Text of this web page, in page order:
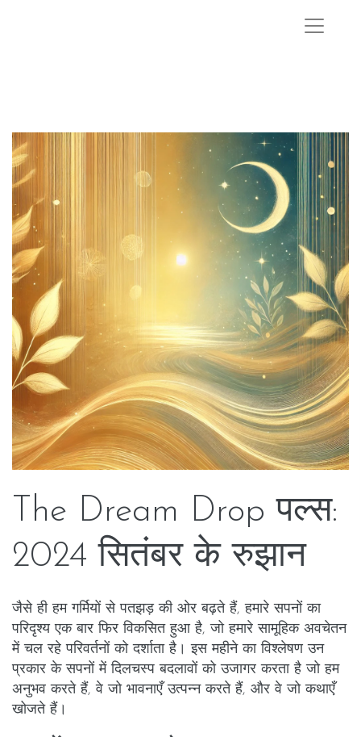
The Dream Drop पल्स:
2024 सितंबर के रुझान
जैसे ही हम गर्मियों से पतझड़ की ओर बढ़ते हैं, हमारे सपनों का
परिदृश्य एक बार फिर विकसित हुआ है, जो हमारे सामूहिक अवचेतन
में चल रहे परिवर्तनों को दर्शाता है। इस महीने का विश्लेषण उन
प्रकार के सपनों में दिलचस्प बदलावों को उजागर करता है जो हम
अनुभव करते हैं, वे जो भावनाएँ उत्पन्न करते हैं, और वे जो कथाएँ
खोजते हैं।